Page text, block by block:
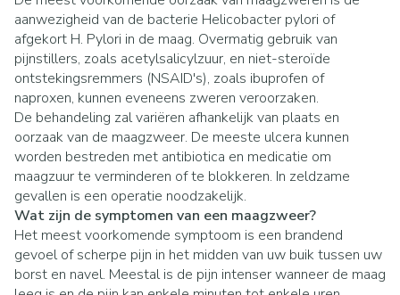
aanwezigheid van de bacterie Helicobacter pylori of
afgekort H. Pylori in de maag. Overmatig gebruik van
pijnstillers, zoals acetylsalicylzuur, en niet-steroïde
ontstekingsremmers (NSAID's), zoals ibuprofen of
naproxen, kunnen eveneens zweren veroorzaken.
De behandeling zal variëren afhankelijk van plaats en
oorzaak van de maagzweer. De meeste ulcera kunnen
worden bestreden met antibiotica en medicatie om
maagzuur te verminderen of te blokkeren. In zeldzame
gevallen is een operatie noodzakelijk.
Wat zijn de symptomen van een maagzweer?
Het meest voorkomende symptoom is een brandend
gevoel of scherpe pijn in het midden van uw buik tussen uw
borst en navel. Meestal is de pijn intenser wanneer de maag